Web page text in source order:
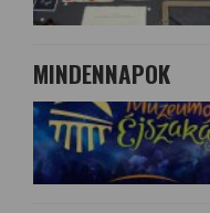
MINDENNAPOK